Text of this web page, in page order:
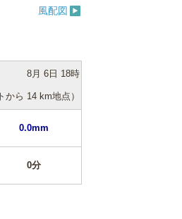
風配図
8月 6日 18時
から 14 km地点）
0.0mm
0分